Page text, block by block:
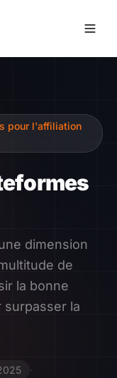
pour l'affiliation
dimension
de
la bonne
la
·